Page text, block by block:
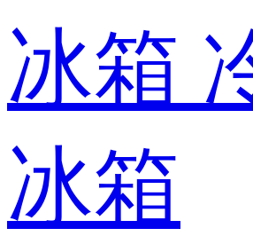
冰箱
冰箱